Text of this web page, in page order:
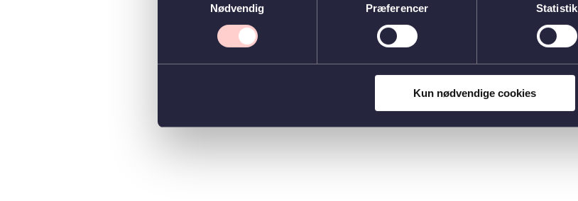
Nødvendig
Præferencer Statistik
Kun nødvendige cookies